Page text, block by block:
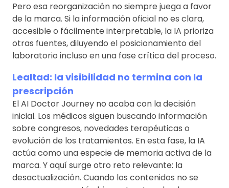
Pero esa reorganización no siempre juega a favor
de la marca. Si la información oficial no es clara,
accesible o fácilmente interpretable, la IA prioriza
otras fuentes, diluyendo el posicionamiento del
laboratorio incluso en una fase crítica del proceso.
Lealtad: la visibilidad no termina con la
prescripción
El AI Doctor Journey no acaba con la decisión
inicial. Los médicos siguen buscando información
sobre congresos, novedades terapéuticas o
evolución de los tratamientos. En esta fase, la IA
actúa como una especie de memoria activa de la
marca. Y aquí surge otro reto relevante: la
desactualización. Cuando los contenidos no se